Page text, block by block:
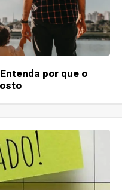
por que o